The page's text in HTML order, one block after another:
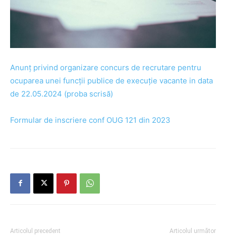
Anunț privind organizare concurs de recrutare pentru
ocuparea unei funcții publice de execuție vacante in data
de 22.05.2024 (proba scrisă)
Formular de inscriere conf OUG 121 din 2023
Articolul precedent Articolul următor